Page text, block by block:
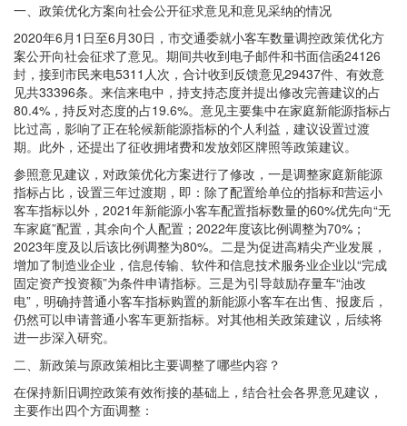
一、政策优化方案向社会公开征求意见和意见采纳的情况
2020年6月1日至6月30日，市交通委就小客车数量调控政策优化方
案公开向社会征求了意见。期间共收到电子邮件和书面信函24126
封，接到市民来电5311人次，合计收到反馈意见29437件、有效意
见共33396条。来信来电中，持支持态度并提出修改完善建议的占
80.4%，持反对态度的占19.6%。意见主要集中在家庭新能源指标占
比过高，影响了正在轮候新能源指标的个人利益，建议设置过渡
期。此外，还提出了征收拥堵费和发放郊区牌照等政策建议。
参照意见建议，对政策优化方案进行了修改，一是调整家庭新能源
指标占比，设置三年过渡期，即：除了配置给单位的指标和营运小
客车指标以外，2021年新能源小客车配置指标数量的60%优先向“无
车家庭”配置，其余向个人配置；2022年度该比例调整为70%；
2023年度及以后该比例调整为80%。二是为促进高精尖产业发展，
增加了制造业企业，信息传输、软件和信息技术服务业企业以“完成
固定资产投资额”为条件申请指标。三是为引导鼓励存量车“油改
电”，明确持普通小客车指标购置的新能源小客车在出售、报废后，
仍然可以申请普通小客车更新指标。对其他相关政策建议，后续将
进一步深入研究。
二、新政策与原政策相比主要调整了哪些内容？
在保持新旧调控政策有效衔接的基础上，结合社会各界意见建议，
主要作出四个方面调整：